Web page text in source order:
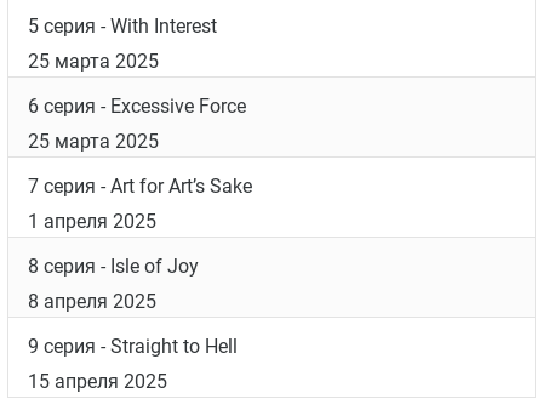
5 серия - With Interest
25 марта 2025
6 серия - Excessive Force
25 марта 2025
7 серия - Art for Art’s Sake
1 апреля 2025
8 серия - Isle of Joy
8 апреля 2025
9 серия - Straight to Hell
15 апреля 2025